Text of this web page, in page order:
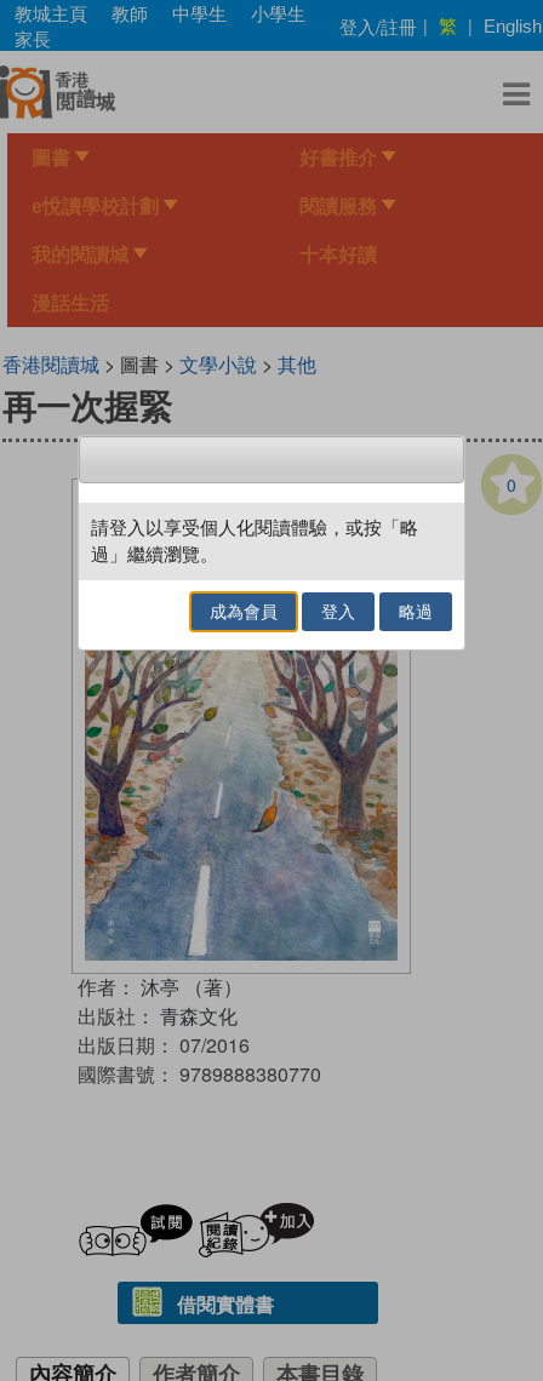
Skip
main
content
教城主頁 教師 中學生
小學生
家長
登入/註冊 | 繁 | English
圖書 好書推介
e悅讀學校計劃 閱讀服務
我的閱讀城 十本好讀
漫話生活
香港閱讀城> 圖書 > 文學小說 > 其他
再一次握緊
0
作者： 沐亭 （著）
出版社： 青森文化
出版日期： 07/2016
國際書號： 9789888380770
試閲
借閱實體書
內容簡介 作者簡介 本書目錄
請登入以享受個人化閱讀體驗，或按「略
過」繼續瀏覽。
成為會員 登入 略過